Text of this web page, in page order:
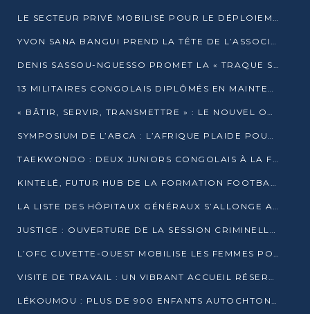
LE SECTEUR PRIVÉ MOBILISÉ POUR LE DÉPLOIEMENT DE 19 MINI-CENTRALES SOLAIRES
YVON SANA BANGUI PREND LA TÊTE DE L’ASSOCIATION DES BANQUES CENTRALES AFRICAINES
DENIS SASSOU-NGUESSO PROMET LA « TRAQUE SANS RELÂCHE » DU GRAND BANDITISME
13 MILITAIRES CONGOLAIS DIPLÔMÉS EN MAINTENANCE INDUSTRIELLE APRÈS TROIS ANS DE FORMATION À L’UNIVERSITÉ MARIEN-NGOUABI
« BÂTIR, SERVIR, TRANSMETTRE » : LE NOUVEL OUVRAGE QUI INTERPELLE LES COLLECTIVITÉS
SYMPOSIUM DE L’ABCA : L’AFRIQUE PLAIDE POUR UN FINANCEMENT CLIMATIQUE ÉQUITABLE
TAEKWONDO : DEUX JUNIORS CONGOLAIS À LA FINALE D’OPEN SYRIES 2025 À ABIDJAN
KINTELÉ, FUTUR HUB DE LA FORMATION FOOTBALLISTIQUE AFRICAINE ?
LA LISTE DES HÔPITAUX GÉNÉRAUX S’ALLONGE AU CONGO
JUSTICE : OUVERTURE DE LA SESSION CRIMINELLE À BRAZZAVILLE AVEC 52 DOSSIERS AU RÔLE
L’OFC CUVETTE-OUEST MOBILISE LES FEMMES POUR ACCUEILLIR LE PRÉSIDENT DE LA RÉPUBLIQUE
VISITE DE TRAVAIL : UN VIBRANT ACCUEIL RÉSERVÉ À DENIS SASSOU-N’GUESSO PAR L’ASSOCIATION « LES AMIS DE WOMO »
LÉKOUMOU : PLUS DE 900 ENFANTS AUTOCHTONES REÇOIVENT DES KITS SCOLAIRES GRÂCE À L’ESPACE OPOKO